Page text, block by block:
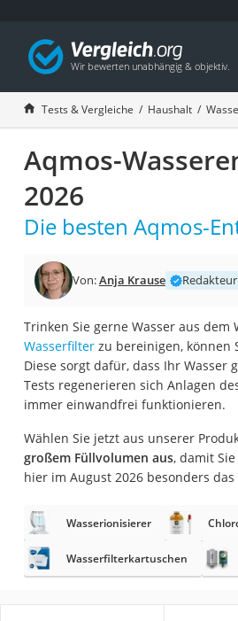
Tests & Vergleiche Haushalt
Aqmos-
2026
Die besten Aqmos-
Von:Anja Krause
Trinken Sie gerne Wasser aus dem
Wasserfilterzu bereinigen, können
Diese sorgt dafür, dass Ihr Wasser
Tests regenerieren sich Anlagen
immer einwandfrei funktionieren.
Wählen Sie jetzt aus unserer
großem Füllvolumen aus, damit
hier im August 2026 besonders
Wasserionisierer
Wasserfilterkartuschen